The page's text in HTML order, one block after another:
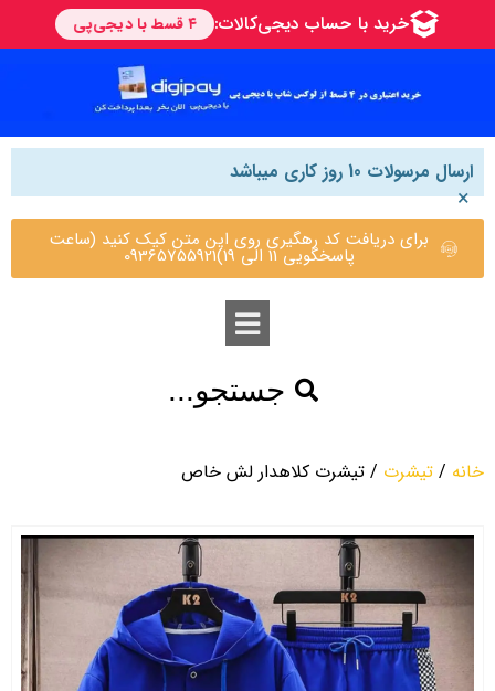
ارسال مرسولات 10 روز کاری میباشد
×
برای دریافت کد رهگیری روی این متن کیک کنید (ساعت
پاسخگویی 11 الی 19)09365755921
جستجو...
خانه / تیشرت / تیشرت کلاهدار لش خاص